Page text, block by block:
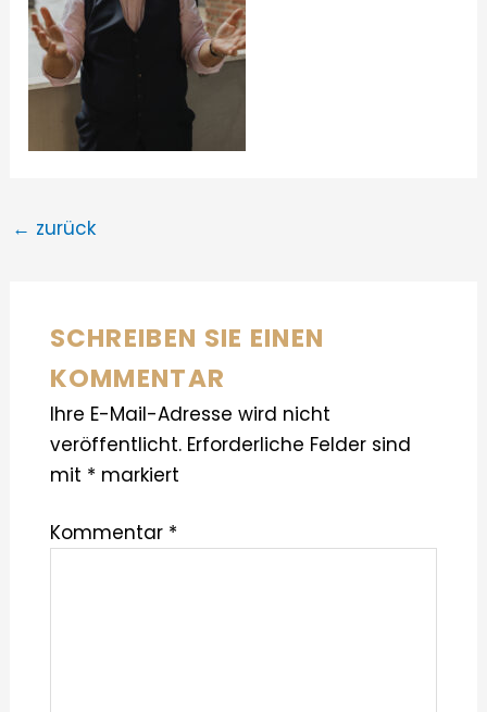
← zurück
SCHREIBEN SIE EINEN
KOMMENTAR
Ihre E-Mail-Adresse wird nicht
veröffentlicht. Erforderliche Felder sind
mit * markiert
Kommentar *